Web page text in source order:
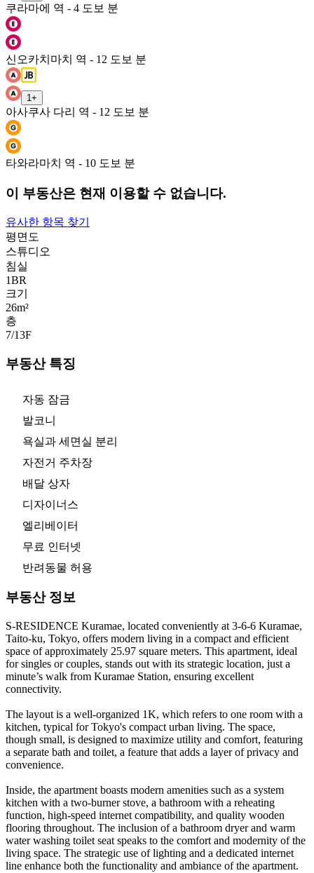
쿠라마에 역 - 4 도보 분
신오카치마치 역 - 12 도보 분
1 +
아사쿠사 다리 역 - 12 도보 분
타와라마치 역 - 10 도보 분
이 부동산은 현재 이용할 수 없습니다.
유사한 항목 찾기
평면도
스튜디오
침실
1BR
크기
26m²
층
7/13F
부동산 특징
자동 잠금
발코니
욕실과 세면실 분리
자전거 주차장
배달 상자
디자이너스
엘리베이터
무료 인터넷
반려동물 허용
부동산 정보
S-RESIDENCE Kuramae, located conveniently at 3-6-6 Kuramae,
Taito-ku, Tokyo, offers modern living in a compact and efficient
space of approximately 25.97 square meters. This apartment, ideal
for singles or couples, stands out with its strategic location, just a
minute’s walk from Kuramae Station, ensuring excellent
connectivity.
The layout is a well-organized 1K, which refers to one room with a
kitchen, typical for Tokyo's compact urban living. The space,
though small, is designed to maximize utility and comfort, featuring
a separate bath and toilet, a feature that adds a layer of privacy and
convenience.
Inside, the apartment boasts modern amenities such as a system
kitchen with a two-burner stove, a bathroom with a reheating
function, high-speed internet compatibility, and quality wooden
flooring throughout. The inclusion of a bathroom dryer and warm
water washing toilet seat speaks to the comfort and modernity of the
living space. The strategic use of lighting and a dedicated internet
line enhance both the functionality and ambiance of the apartment.